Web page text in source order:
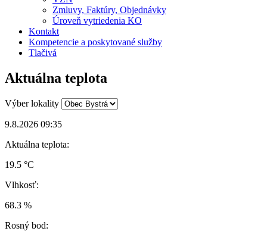
Zmluvy, Faktúry, Objednávky
Úroveň vytriedenia KO
Kontakt
Kompetencie a poskytované služby
Tlačivá
Aktuálna teplota
Výber lokality
9.8.2026 09:35
Aktuálna teplota:
19.5 °C
Vlhkosť:
68.3 %
Rosný bod: